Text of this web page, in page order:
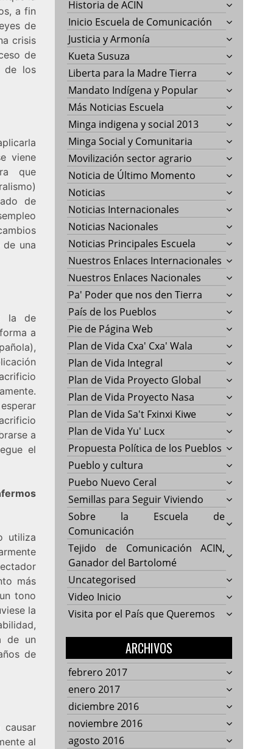
a fin
de
crisis
de
de los
viene
que
de
una
la de
a
a
el
utiliza
más
tono
la
de un
de
al
Historia de ACIN
Inicio Escuela de Comunicación
Justicia y Armonía
Kueta Susuza
Liberta para la Madre Tierra
Mandato Indígena y Popular
Más Noticias Escuela
Minga indigena y social 2013
Minga Social y Comunitaria
Movilización sector agrario
Noticia de Último Momento
Noticias
Noticias Internacionales
Noticias Nacionales
Noticias Principales Escuela
Nuestros Enlaces Internacionales
Nuestros Enlaces Nacionales
Pa' Poder que nos den Tierra
País de los Pueblos
Pie de Página Web
Plan de Vida Cxa' Cxa' Wala
Plan de Vida Integral
Plan de Vida Proyecto Global
Plan de Vida Proyecto Nasa
Plan de Vida Sa't Fxinxi Kiwe
Plan de Vida Yu' Lucx
Propuesta Política de los Pueblos
Pueblo y cultura
Puebo Nuevo Ceral
Semillas para Seguir Viviendo
Sobre la Escuela de
Comunicación
Tejido de Comunicación ACIN,
Ganador del Bartolomé
Uncategorised
Video Inicio
Visita por el País que Queremos
ARCHIVOS
febrero 2017
enero 2017
diciembre 2016
noviembre 2016
agosto 2016